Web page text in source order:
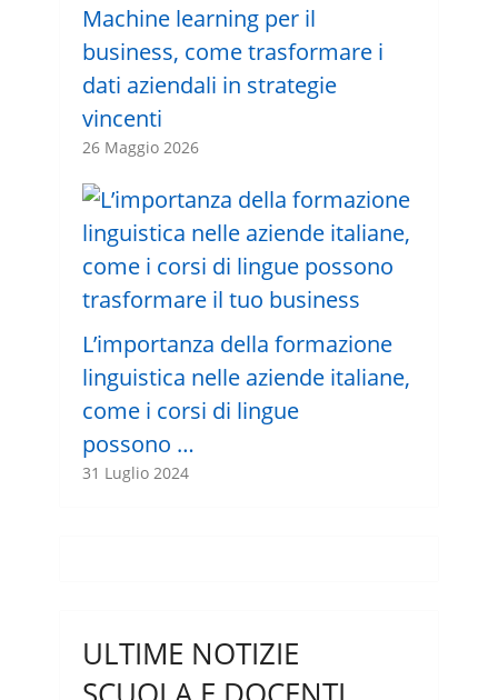
Machine learning per il
business, come trasformare i
dati aziendali in strategie
vincenti
26 Maggio 2026
L’importanza della formazione
linguistica nelle aziende italiane,
come i corsi di lingue
possono …
31 Luglio 2024
ULTIME NOTIZIE